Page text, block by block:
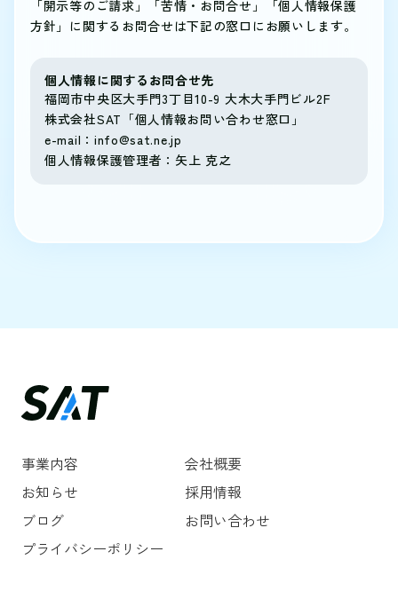
「開示等のご請求」「苦情・お問合せ」「個人情報保護
方針」に関するお問合せは下記の窓口にお願いします。
個人情報に関するお問合せ先
福岡市中央区大手門3丁目10-9 大木大手門ビル2F
株式会社SAT「個人情報お問い合わせ窓口」
e-mail：info@sat.ne.jp
個人情報保護管理者：矢上 克之
事業内容
会社概要
お知らせ
採用情報
ブログ
お問い合わせ
プライバシーポリシー